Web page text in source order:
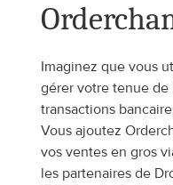
Imaginez que vous
gérer votre tenue de
transactions
Vous ajoutez
vos ventes en gros
les partenaires de